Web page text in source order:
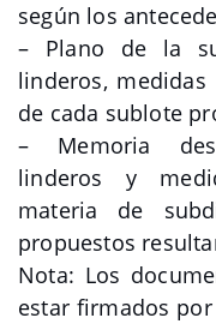
según los
– Plano de la
linderos,
de cada sublote
– Memoria
linderos y
materia de
propuestos
Nota: Los
estar firmados